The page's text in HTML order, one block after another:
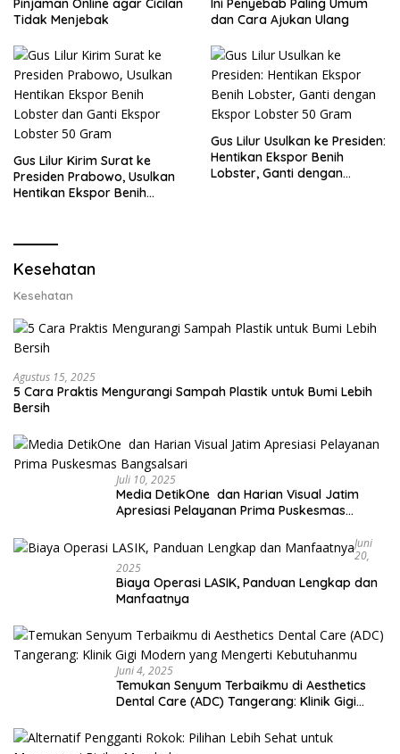
Pinjaman Online agar Cicilan
Tidak Menjebak
Ini Penyebab Paling Umum
dan Cara Ajukan Ulang
Gus Lilur Kirim Surat ke
Presiden Prabowo, Usulkan
Hentikan Ekspor Benih
Gus Lilur Usulkan ke Presiden:
Hentikan Ekspor Benih
Lobster, Ganti dengan
Kesehatan
Kesehatan
Agustus 15, 2025
5 Cara Praktis Mengurangi Sampah Plastik untuk Bumi Lebih
Bersih
Juli 10, 2025
Media DetikOne dan Harian Visual Jatim
Apresiasi Pelayanan Prima Puskesmas
Juni
20,
2025
Biaya Operasi LASIK, Panduan Lengkap dan
Manfaatnya
Juni 4, 2025
Temukan Senyum Terbaikmu di Aesthetics
Dental Care (ADC) Tangerang: Klinik Gigi